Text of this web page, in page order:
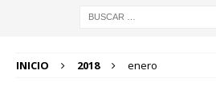
INICIO 2018 enero